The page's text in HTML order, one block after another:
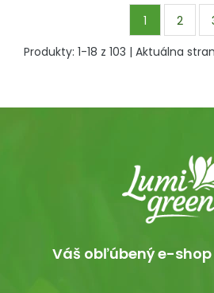
1 2
Produkty: 1-18 z 103 | Aktuálna
Váš obľúbený e-